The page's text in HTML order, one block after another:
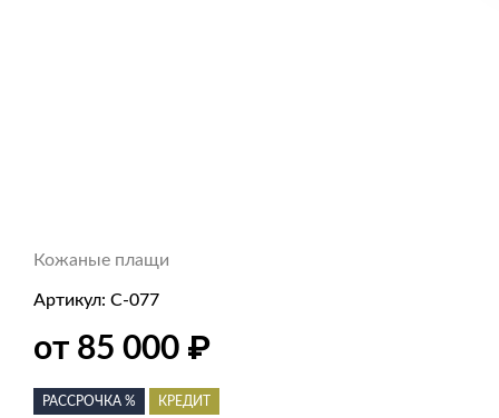
Кожаные плащи
Артикул: С-077
от 85 000 ₽
РАССРОЧКА % КРЕДИТ